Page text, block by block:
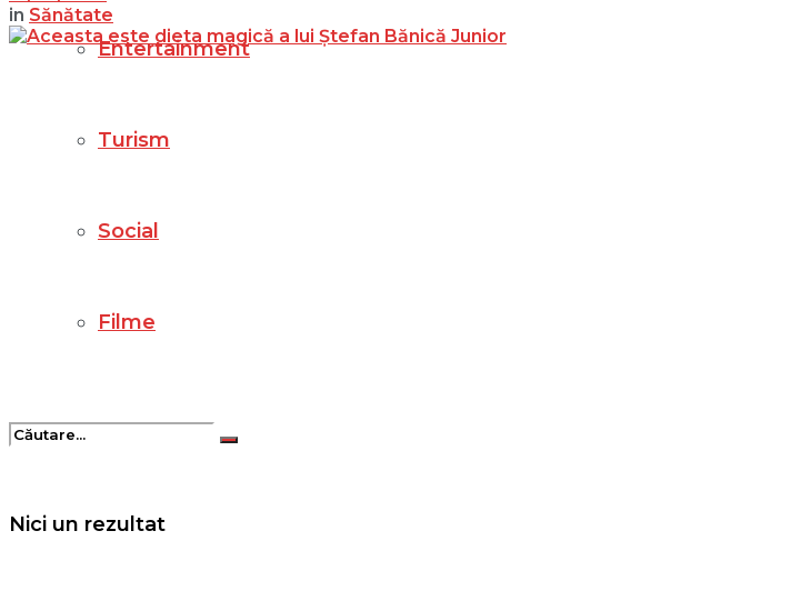
Entertainment
Turism
Social
Filme
Nici un rezultat
in Sănătate